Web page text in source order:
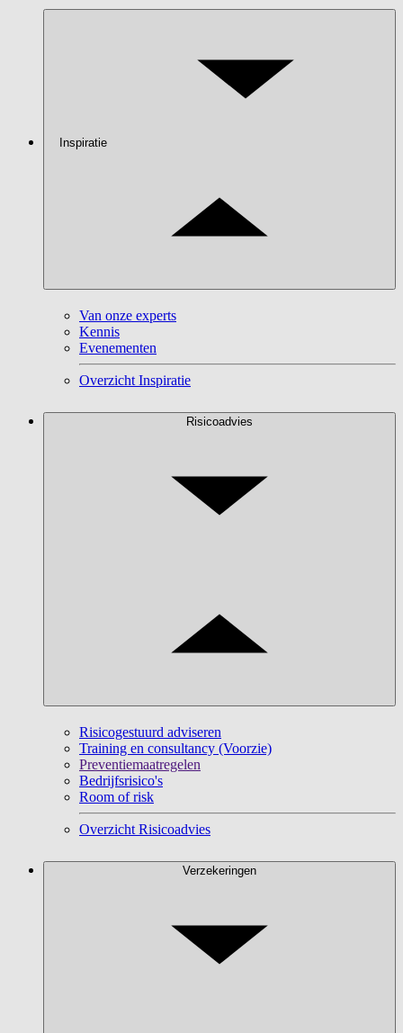
Inspiratie
Van onze experts
Kennis
Evenementen
Overzicht Inspiratie
Risicoadvies
Risicogestuurd adviseren
Training en consultancy (Voorzie)
Preventiemaatregelen
Bedrijfsrisico's
Room of risk
Overzicht Risicoadvies
Verzekeringen